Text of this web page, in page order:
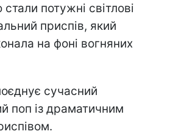
потужні світлові
приспів, який
на фоні вогняних
сучасний
поп із драматичним